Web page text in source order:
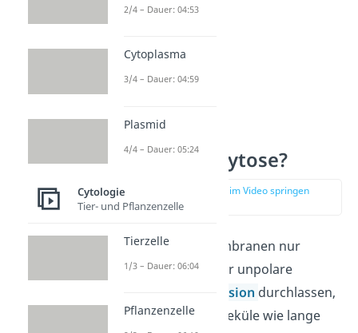
Was ist Exozytose?
zur Stelle im Video springen
Da unsere Zellmembranen nur
selektivkleine oder unpolare
Diffusion durchlassen,
können große Moleküle wie lange
2/4 – Dauer: 04:53
Cytoplasma
3/4 – Dauer: 04:59
Plasmid
4/4 – Dauer: 05:24
Cytologie
Tier- und Pflanzenzelle
Tierzelle
1/3 – Dauer: 06:04
Pflanzenzelle